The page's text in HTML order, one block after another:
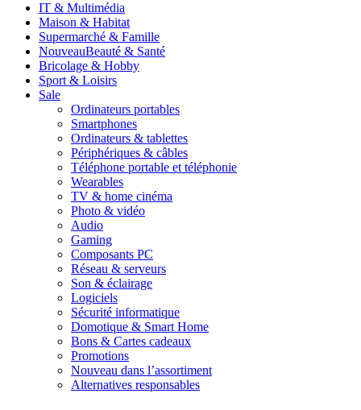
IT & Multimédia
Maison & Habitat
Supermarché & Famille
NouveauBeauté & Santé
Bricolage & Hobby
Sport & Loisirs
Sale
Ordinateurs portables
Smartphones
Ordinateurs & tablettes
Périphériques & câbles
Téléphone portable et téléphonie
Wearables
TV & home cinéma
Photo & vidéo
Audio
Gaming
Composants PC
Réseau & serveurs
Son & éclairage
Logiciels
Sécurité informatique
Domotique & Smart Home
Bons & Cartes cadeaux
Promotions
Nouveau dans l’assortiment
Alternatives responsables